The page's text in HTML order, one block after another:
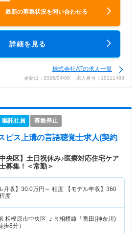
最新の募集状況を問い合わせる
詳細を見る
株式会社ATの求人一覧
更新日：2026/04/08 求人番号：10111483
嘱託社員 募集停止
ピス上溝の言語聴覚士求人(契約
央区】土日祝休み♪医療対応住宅ケア
募集！＜常勤＞
月収】 30.0万円～ 程度 【モデル年収】 360
度
相模原市中央区 ＪＲ相模線「番田(神奈川)
歩8分）